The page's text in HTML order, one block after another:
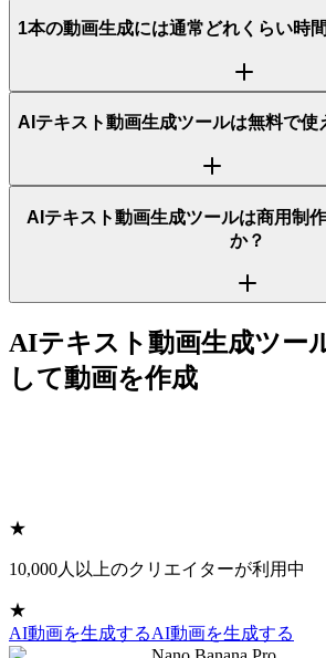
1本の動画生成には通常どれくらい時
AIテキスト動画生成ツールは無料で使
AIテキスト動画生成ツールは商用制
か？
AIテキスト動画生成ツー
して動画を作成
★
10,000人以上のクリエイターが利用中
★
AI動画を生成するAI動画を生成する